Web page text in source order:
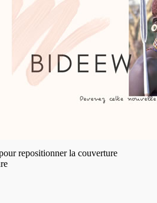
repositionner la couverture